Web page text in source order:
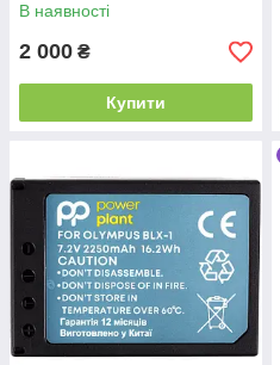
В наявності
2 000 ₴
Купити